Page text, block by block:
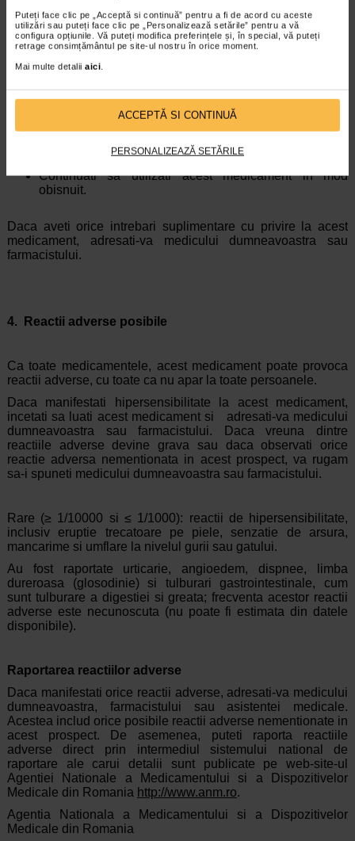
Puteți face clic pe „Acceptă si continuă” pentru a fi de acord cu aceste
utilizări sau puteți face clic pe „Personalizează setările” pentru a vă
configura opțiunile. Vă puteți modifica preferințele și, în special, vă puteți
retrage consimțământul pe site-ul nostru în orice moment.
Mai multe detalii aici.
ACCEPTĂ SI CONTINUĂ
PERSONALIZEAZĂ SETĂRILE
Daca luati mai mult Faringosept Combo Miere si Lamaie
decat trebuie
Daca depasiti doza recomandata, puteti manifesta disconfort
gastrointestinal. Nu mai luati alte pastile din acest
farmacistului.
Continuati sa utilizati acest medicament in mod
obisnuit.
Daca aveti orice intrebari suplimentare cu privire la acest
medicament, adresati-va medicului dumneavoastra sau
farmacistului.
4. Reactii adverse posibile
Ca toate medicamentele, acest medicament poate provoca
reactii adverse, cu toate ca nu apar la toate persoanele.
Daca manifestati hipersensibilitate la acest medicament,
incetati sa luati acest medicament si adresati-va medicului
dumneavoastra sau farmacistului. Daca vreuna dintre
reactiile adverse devine grava sau daca observati orice
reactie adversa nementionata in acest prospect, va rugam
sa-i spuneti medicului dumneavoastra sau farmacistului.
Rare (≥ 1/10000 si ≤ 1/1000): reactii de hipersensibilitate,
inclusiv eruptie trecatoare pe piele, senzatie de arsura,
mancarime si umflare la nivelul gurii sau gatului.
Au fost raportate urticarie, angioedem, dispnee, limba
dureroasa (glosodinie) si tulburari gastrointestinale, cum
sunt tulburare a digestiei si greata; frecventa acestor reactii
adverse este necunoscuta (nu poate fi estimata din datele
disponibile).
Raportarea reactiilor adverse
Daca manifestati orice reactii adverse, adresati-va medicului
dumneavoastra, farmacistului sau asistentei medicale.
Acestea includ orice posibile reactii adverse nementionate in
acest prospect. De asemenea, puteti raporta reactiile
adverse direct prin intermediul sistemului national de
raportare ale carui detalii sunt publicate pe web-site-ul
Agentiei Nationale a Medicamentului si a Dispozitivelor
Medicale din Romania http://www.anm.ro.
Agentia Nationala a Medicamentului si a Dispozitivelor
Medicale din Romania